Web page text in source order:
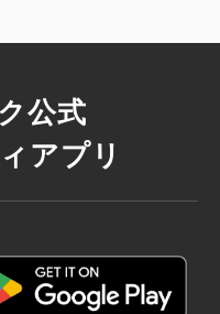
プラン。
ご用意があり、スタッ
過ごして頂けるもの】
公式
アプリ